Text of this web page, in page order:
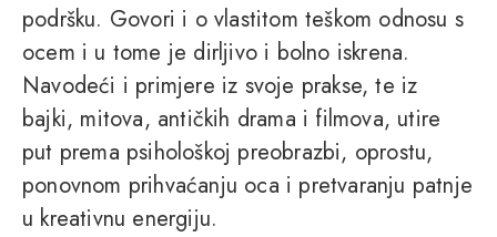
podršku. Govori i o vlastitom teškom odnosu s
ocem i u tome je dirljivo i bolno iskrena.
Navodeći i primjere iz svoje prakse, te iz
bajki, mitova, antičkih drama i filmova, utire
put prema psihološkoj preobrazbi, oprostu,
ponovnom prihvaćanju oca i pretvaranju patnje
u kreativnu energiju.